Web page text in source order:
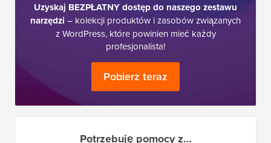
Uzyskaj BEZPŁATNY dostęp do naszego zestawu
narzędzi – kolekcji produktów i zasobów związanych
z WordPress, które powinien mieć każdy
profesjonalista!
Pobierz teraz
Potrzebuję pomocy z…